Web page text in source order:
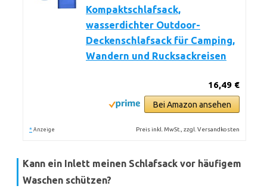
Kompaktschlafsack,
wasserdichter Outdoor-
Deckenschlafsack für Camping,
Wandern und Rucksackreisen
16,49 €
Bei Amazon ansehen
* Anzeige Preis inkl. MwSt., zzgl. Versandkosten
Kann ein Inlett meinen Schlafsack vor häufigem
Waschen schützen?